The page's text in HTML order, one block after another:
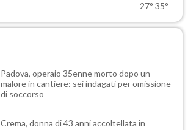
27° 35°
Padova, operaio 35enne morto dopo un
malore in cantiere: sei indagati per omissione
di soccorso
Crema, donna di 43 anni accoltellata in